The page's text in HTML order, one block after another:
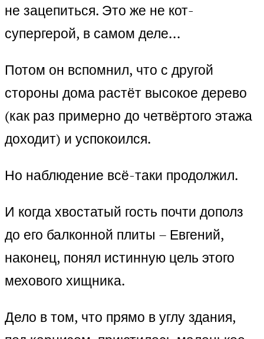
не зацепиться. Это же не кот-
супергерой, в самом деле…
Потом он вспомнил, что с другой
стороны дома растёт высокое дерево
(как раз примерно до четвёртого этажа
доходит) и успокоился.
Но наблюдение всё-таки продолжил.
И когда хвостатый гость почти дополз
до его балконной плиты – Евгений,
наконец, понял истинную цель этого
мехового хищника.
Дело в том, что прямо в углу здания,